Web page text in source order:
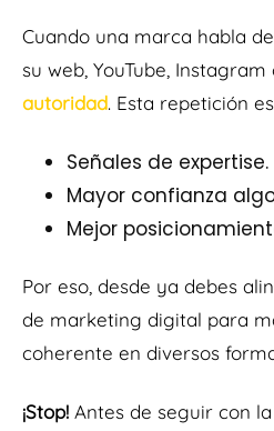
Cuando una marca habla
su web, YouTube, Instagram
autoridad. Esta repetición
Señales de expertise.
Mayor confianza
Mejor
Por eso, desde ya debes
de marketing digital para
coherente en diversos
¡Stop! Antes de seguir con